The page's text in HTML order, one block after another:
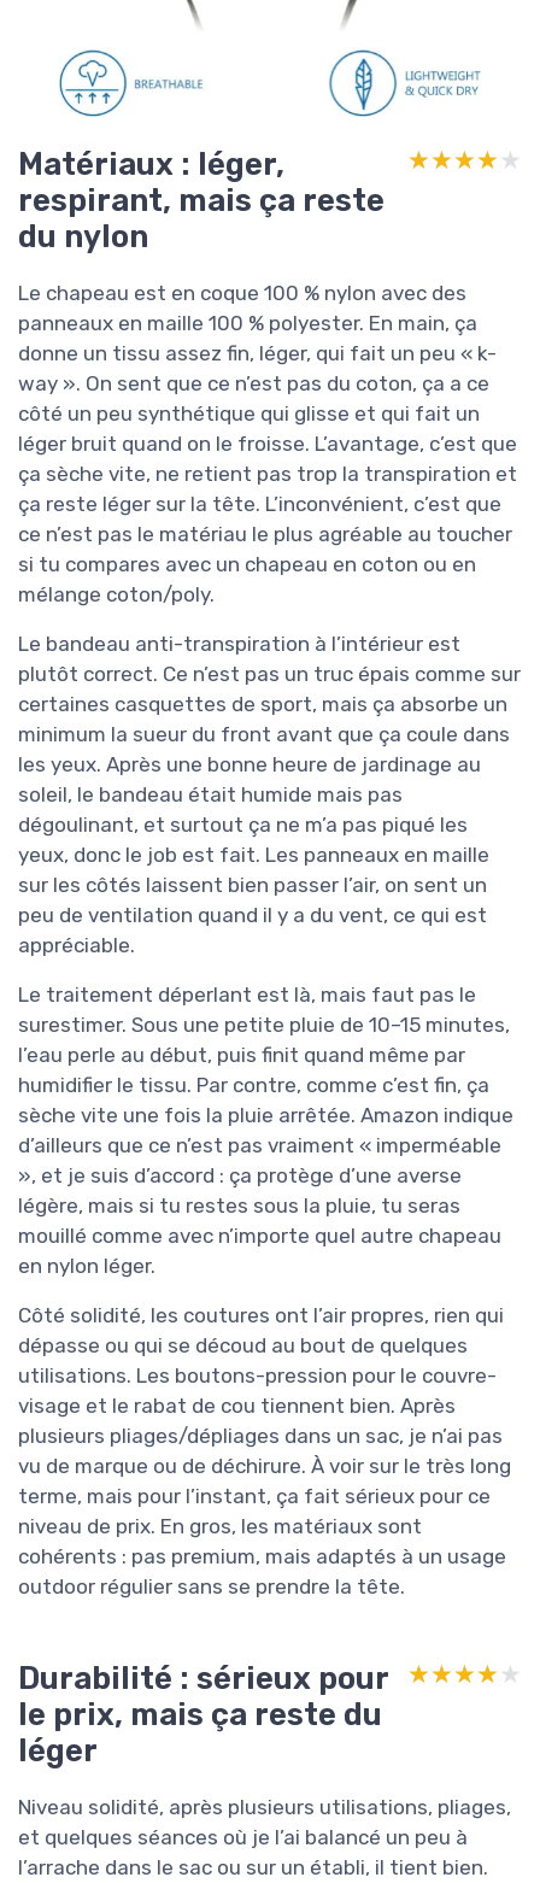
Matériaux : léger,
respirant, mais ça reste
du nylon
★★★★★
★★★★★
Le chapeau est en coque 100 % nylon avec des
panneaux en maille 100 % polyester. En main, ça
donne un tissu assez fin, léger, qui fait un peu « k-
way ». On sent que ce n’est pas du coton, ça a ce
côté un peu synthétique qui glisse et qui fait un
léger bruit quand on le froisse. L’avantage, c’est que
ça sèche vite, ne retient pas trop la transpiration et
ça reste léger sur la tête. L’inconvénient, c’est que
ce n’est pas le matériau le plus agréable au toucher
si tu compares avec un chapeau en coton ou en
mélange coton/poly.
Le bandeau anti-transpiration à l’intérieur est
plutôt correct. Ce n’est pas un truc épais comme sur
certaines casquettes de sport, mais ça absorbe un
minimum la sueur du front avant que ça coule dans
les yeux. Après une bonne heure de jardinage au
soleil, le bandeau était humide mais pas
dégoulinant, et surtout ça ne m’a pas piqué les
yeux, donc le job est fait. Les panneaux en maille
sur les côtés laissent bien passer l’air, on sent un
peu de ventilation quand il y a du vent, ce qui est
appréciable.
Le traitement déperlant est là, mais faut pas le
surestimer. Sous une petite pluie de 10–15 minutes,
l’eau perle au début, puis finit quand même par
humidifier le tissu. Par contre, comme c’est fin, ça
sèche vite une fois la pluie arrêtée. Amazon indique
d’ailleurs que ce n’est pas vraiment « imperméable
», et je suis d’accord : ça protège d’une averse
légère, mais si tu restes sous la pluie, tu seras
mouillé comme avec n’importe quel autre chapeau
en nylon léger.
Côté solidité, les coutures ont l’air propres, rien qui
dépasse ou qui se découd au bout de quelques
utilisations. Les boutons-pression pour le couvre-
visage et le rabat de cou tiennent bien. Après
plusieurs pliages/dépliages dans un sac, je n’ai pas
vu de marque ou de déchirure. À voir sur le très long
terme, mais pour l’instant, ça fait sérieux pour ce
niveau de prix. En gros, les matériaux sont
cohérents : pas premium, mais adaptés à un usage
outdoor régulier sans se prendre la tête.
Durabilité : sérieux pour
le prix, mais ça reste du
léger
★★★★★
★★★★★
Niveau solidité, après plusieurs utilisations, pliages,
et quelques séances où je l’ai balancé un peu à
l’arrache dans le sac ou sur un établi, il tient bien.